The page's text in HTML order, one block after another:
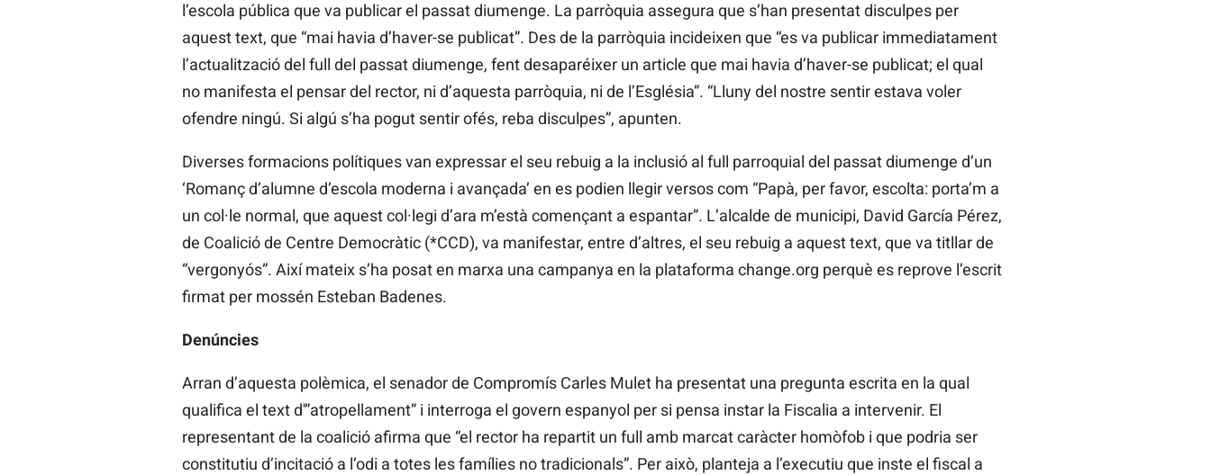
l’escola pública que va publicar el passat diumenge. La parròquia assegura que s’han presentat disculpes per
aquest text, que “mai havia d’haver-se publicat”. Des de la parròquia incideixen que “es va publicar immediatament
l’actualització del full del passat diumenge, fent desaparéixer un article que mai havia d’haver-se publicat; el qual
no manifesta el pensar del rector, ni d’aquesta parròquia, ni de l’Església”. “Lluny del nostre sentir estava voler
ofendre ningú. Si algú s’ha pogut sentir ofés, reba disculpes”, apunten.
Diverses formacions polítiques van expressar el seu rebuig a la inclusió al full parroquial del passat diumenge d’un
‘Romanç d’alumne d’escola moderna i avançada’ en es podien llegir versos com “Papà, per favor, escolta: porta’m a
un col·le normal, que aquest col·legi d’ara m’està començant a espantar”. L’alcalde de municipi, David García Pérez,
de Coalició de Centre Democràtic (*CCD), va manifestar, entre d’altres, el seu rebuig a aquest text, que va titllar de
“vergonyós”. Així mateix s’ha posat en marxa una campanya en la plataforma change.org perquè es reprove l’escrit
firmat per mossén Esteban Badenes.
Denúncies
Arran d’aquesta polèmica, el senador de Compromís Carles Mulet ha presentat una pregunta escrita en la qual
qualifica el text d'”atropellament” i interroga el govern espanyol per si pensa instar la Fiscalia a intervenir. El
representant de la coalició afirma que “el rector ha repartit un full amb marcat caràcter homòfob i que podria ser
constitutiu d’incitació a l’odi a totes les famílies no tradicionals”. Per això, planteja a l’executiu que inste el fiscal a